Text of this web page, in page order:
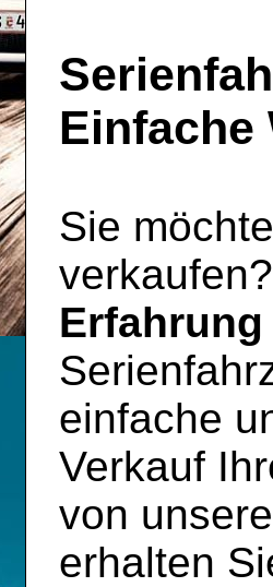
Einfache
Sie
einfache
Verkauf
von
erhalten